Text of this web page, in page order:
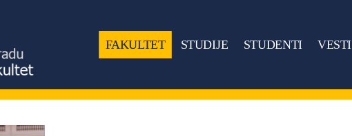
FAKULTET STUDIJE STUDENTI VESTI